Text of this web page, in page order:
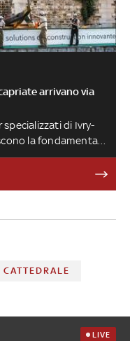
arrivano via
specializzati di Ivry-
la fondamentale
del transetto. Il
messaggio la
grave da un
CATTEDRALE
LIVE